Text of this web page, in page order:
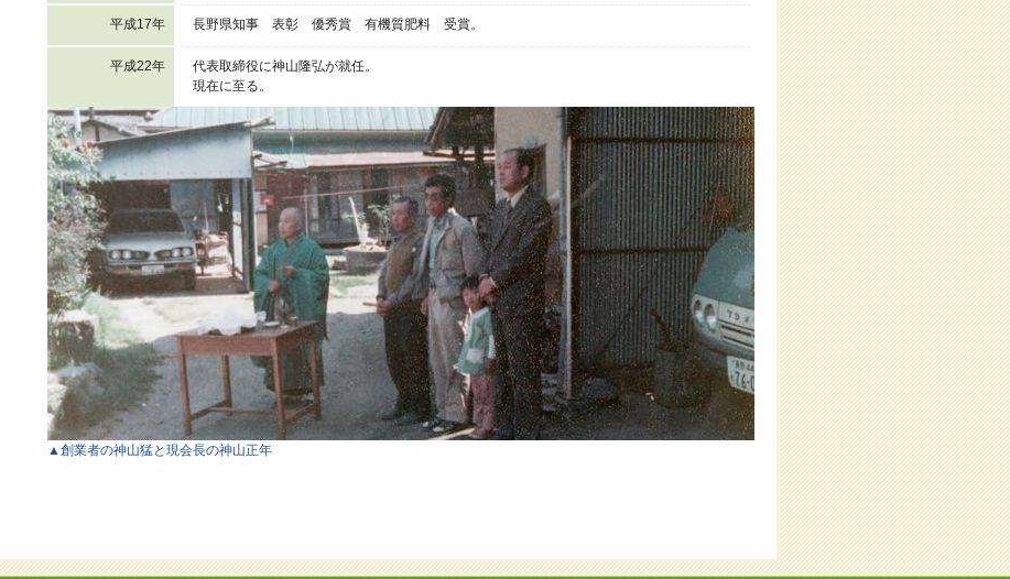
平成17年 長野県知事 表彰 優秀賞 有機質肥料 受賞。
平成22年
代表取締役に神山隆弘が就任。
現在に至る。
▲創業者の神山猛と現会長の神山正年